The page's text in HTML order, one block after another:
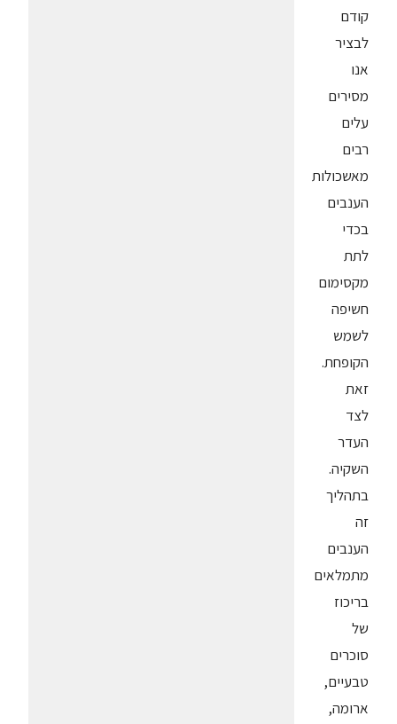
קודם
לבציר
אנו
מסירים
עלים
רבים
מאשכולות
הענבים
בכדי
לתת
מקסימום
חשיפה
לשמש
הקופחת.
זאת
לצד
העדר
השקיה.
בתהליך
זה
הענבים
מתמלאים
בריכוז
של
סוכרים
טבעיים,
ארומה,